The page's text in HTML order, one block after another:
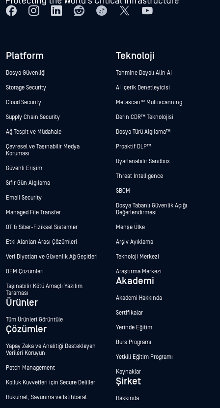
Platform
Dosya Güvenliği
Storage Security
Cloud Security
Supply Chain Security
Ağ Tespit ve Müdahale
Çevresel ve Taşınabilir Medya
Koruması
Güvenli Erişim
Sıfır Gün Algılama
Email Security
Managed File Transfer
OT & Siber-Fiziksel Sistemler
Etki Alanları Arası Çözümleri
Veri Diyotları ve Güvenlik Ağ Geçitleri
OEM Çözümleri
Taşınabilir Kötü Amaçlı Yazılım
Taraması
Ürünler
Tüm Ürünleri Görüntüle
Çözümler
Yapay Zeka ve Analitiği Destekleyen
Verileri Koruyun
Patch Management
Kolluk Kuvvetleri için Secure Deliller
Hükümet, Savunma ve İstihbarat
Teknoloji
Tahmine Dayalı Alin AI
AI İçerik Denetleyicisi
Metascan™ Multiscanning
Derin CDR™ Teknolojisi
Dosya Türü Algılama™
Proaktif DLP™
Uyarlanabilir Sandbox
Threat Intelligence
SBOM
Dosya Tabanlı Güvenlik Açığı
Değerlendirmesi
Menşe Ülke
Arşiv Ayıklama
Teknoloji Merkezi
Araştırma Merkezi
Akademi
Akademi Hakkında
Sertifikalar
Yerinde Eğitim
Burs Programı
Yetkili Eğitim Programı
Kaynaklar
Şirket
Hakkında